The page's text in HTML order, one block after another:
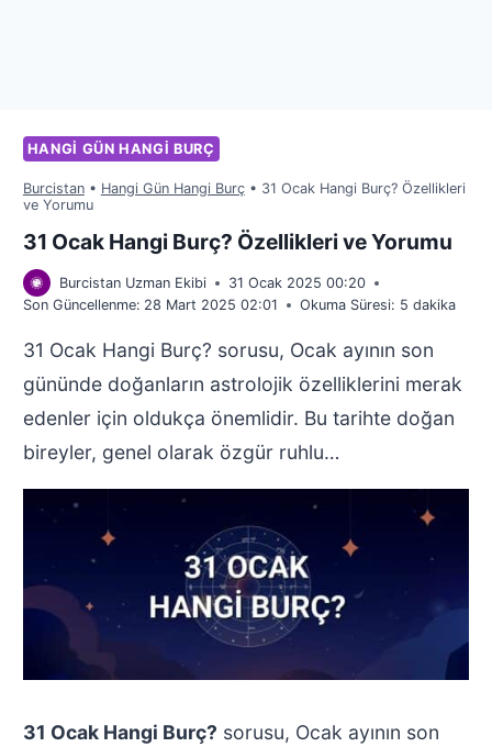
HANGI GÜN HANGI BURÇ
Burcistan• Hangi Gün Hangi Burç• 31 Ocak Hangi Burç? Özellikleri
ve Yorumu
31 Ocak Hangi Burç? Özellikleri ve Yorumu
Burcistan Uzman Ekibi
31 Ocak 2025 00:20
Son Güncellenme: 28 Mart 2025 02:01 Okuma Süresi: 5 dakika
31 Ocak Hangi Burç? sorusu, Ocak ayının son
gününde doğanların astrolojik özelliklerini merak
edenler için oldukça önemlidir. Bu tarihte doğan
bireyler, genel olarak özgür ruhlu…
31 Ocak Hangi Burç? sorusu, Ocak ayının son